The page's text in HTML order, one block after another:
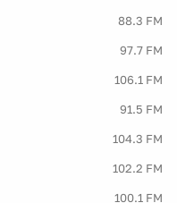
88.3 FM
97.7 FM
106.1 FM
91.5 FM
104.3 FM
102.2 FM
100.1 FM